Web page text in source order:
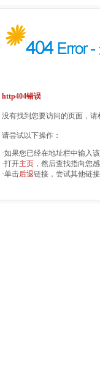
http404错误
没有找到您要访问的页面，
请尝试以下操作：
·如果您已经在地址栏中输入
·打开主页 ，然后查找指向您
·单击后退链接，尝试其他链